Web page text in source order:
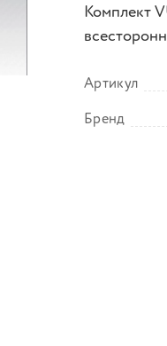
Комплект
Артикул
Бренд